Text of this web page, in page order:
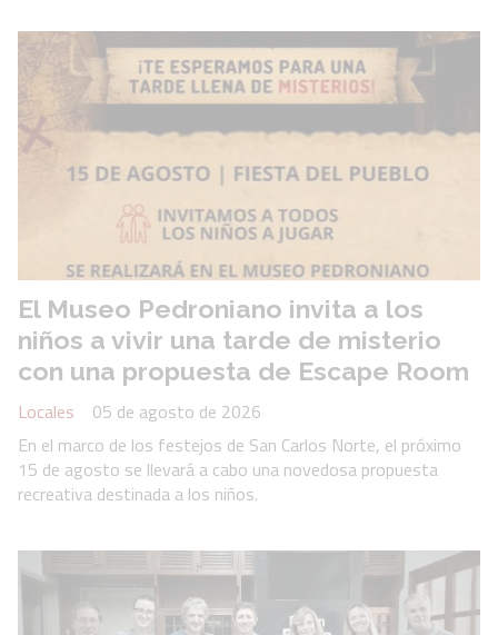
El Museo Pedroniano invita a los
niños a vivir una tarde de misterio
con una propuesta de Escape Room
Locales
05 de agosto de 2026
En el marco de los festejos de San Carlos Norte, el próximo
15 de agosto se llevará a cabo una novedosa propuesta
recreativa destinada a los niños.